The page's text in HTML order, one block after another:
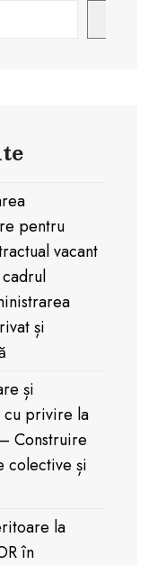
pentru
vacant
și
și
cu privire la
Construire
colective și
la
în